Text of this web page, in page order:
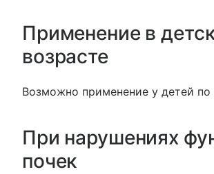
Применение в
возрасте
Возможно применение у детей по
При нарушениях
почек